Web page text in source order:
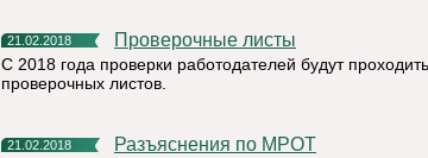
21.02.2018 Проверочные листы
С 2018 года проверки работодателей будут
проверочных листов.
21.02.2018 Разъяснения по МРОТ